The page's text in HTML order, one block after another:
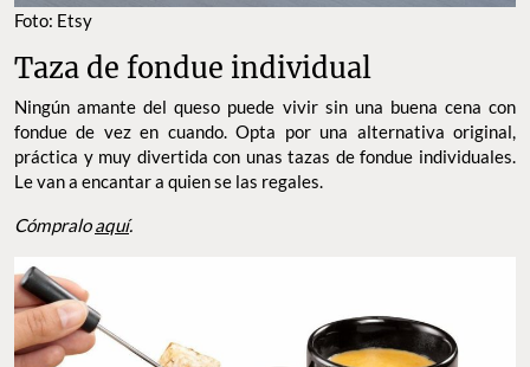
Foto: Etsy
Taza de fondue individual
Ningún amante del queso puede vivir sin una buena cena con
fondue de vez en cuando. Opta por una alternativa original,
práctica y muy divertida con unas tazas de fondue individuales.
Le van a encantar a quien se las regales.
Cómpraloaquí.